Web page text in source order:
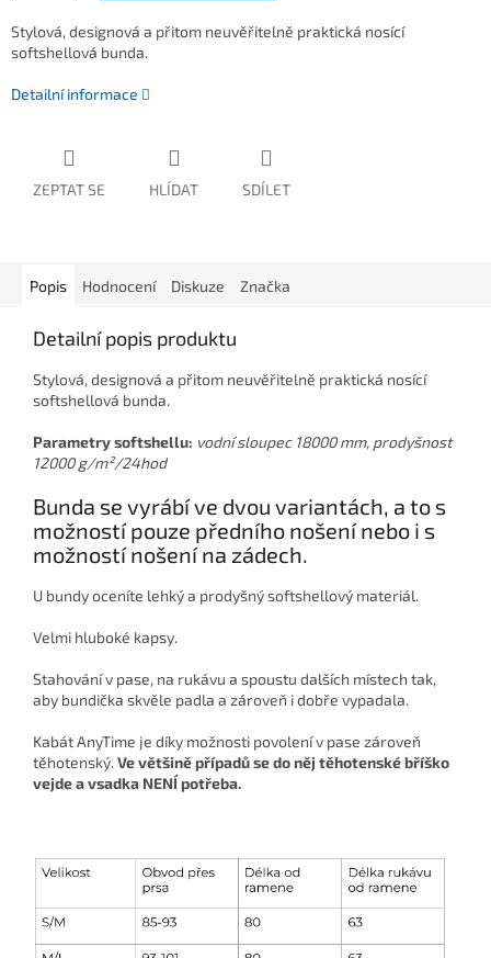
Stylová, designová a přitom neuvěřitelně praktická nosící
softshellová bunda.
Detailní informace
ZEPTAT SE HLÍDAT SDÍLET
Popis Hodnocení Diskuze Značka
Detailní popis produktu
Stylová, designová a přitom neuvěřitelně praktická nosící
softshellová bunda.
Parametry softshellu: vodní sloupec 18000 mm, prodyšnost
12000 g/m²/24hod
Bunda se vyrábí ve dvou variantách, a to s
možností pouze předního nošení nebo i s
možností nošení na zádech.
U bundy oceníte lehký a prodyšný softshellový materiál.
Velmi hluboké kapsy.
Stahování v pase, na rukávu a spoustu dalších místech tak,
aby bundička skvěle padla a zároveň i dobře vypadala.
Kabát AnyTime je díky možnosti povolení v pase zároveň
těhotenský. Ve většině případů se do něj těhotenské bříško
vejde a vsadka NENÍ potřeba.